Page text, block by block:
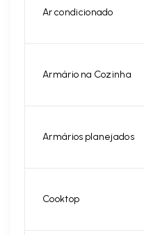
Ar condicionado
Armário na Cozinha
Armários planejados
Cooktop